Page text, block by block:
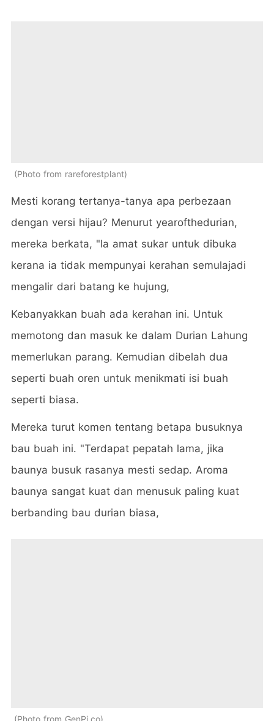
Photo from rareforestplant
Mesti korang tertanya-tanya apa perbezaan
dengan versi hijau? Menurut yearofthedurian,
mereka berkata, "Ia amat sukar untuk dibuka
kerana ia tidak mempunyai kerahan semulajadi
mengalir dari batang ke hujung,
Kebanyakkan buah ada kerahan ini. Untuk
memotong dan masuk ke dalam Durian Lahung
memerlukan parang. Kemudian dibelah dua
seperti buah oren untuk menikmati isi buah
seperti biasa.
Mereka turut komen tentang betapa busuknya
bau buah ini. "Terdapat pepatah lama, jika
baunya busuk rasanya mesti sedap. Aroma
baunya sangat kuat dan menusuk paling kuat
berbanding bau durian biasa,